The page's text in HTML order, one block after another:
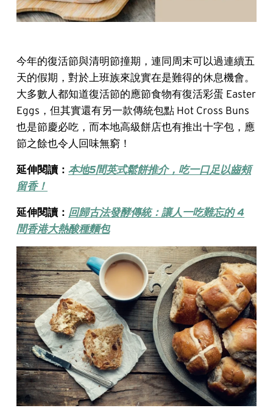
今年的復活節與清明節撞期，連同周末可以過連續五
天的假期，對於上班族來說實在是難得的休息機會。
大多數人都知道復活節的應節食物有復活彩蛋 Easter
Eggs，但其實還有另一款傳統包點 Hot Cross Buns
也是節慶必吃，而本地高級餅店也有推出十字包，應
節之餘也令人回味無窮！
延伸閱讀： 本地5間英式鬆餅推介，吃一口足以齒頰
留香！
延伸閱讀： 回歸古法發酵傳統：讓人一吃難忘的 4
間香港大熱酸種麵包